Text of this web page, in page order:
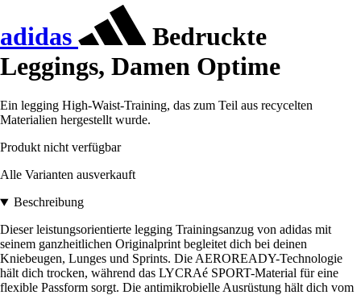
adidas
Bedruckte
Leggings, Damen Optime
Ein legging High-Waist-Training, das zum Teil aus recycelten
Materialien hergestellt wurde.
Produkt nicht verfügbar
Alle Varianten ausverkauft
Beschreibung
Dieser leistungsorientierte legging Trainingsanzug von adidas mit
seinem ganzheitlichen Originalprint begleitet dich bei deinen
Kniebeugen, Lunges und Sprints. Die AEROREADY-Technologie
hält dich trocken, während das LYCRAé SPORT-Material für eine
flexible Passform sorgt. Die antimikrobielle Ausrüstung hält dich vom